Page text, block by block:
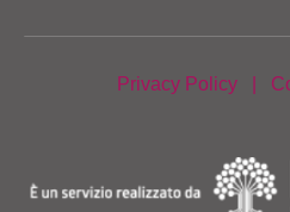
Privacy Policy